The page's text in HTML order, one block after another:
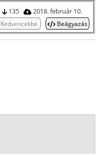
135 2018. február 10.
Kedvencekbe Beágyazás